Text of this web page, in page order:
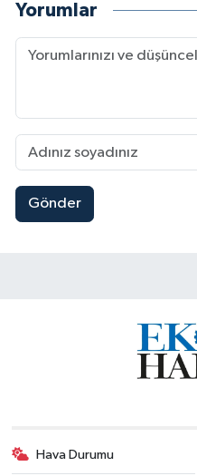
Yorumlar
Gönder
Hava Durumu